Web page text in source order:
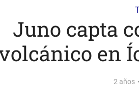
Juno capta
en
2 años